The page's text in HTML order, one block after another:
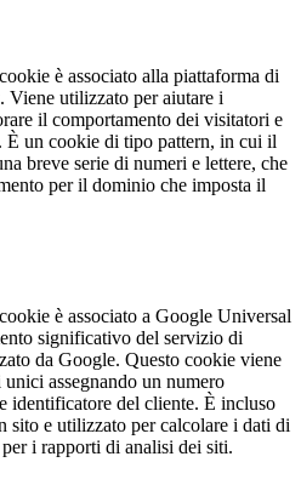
è associato alla piattaforma di
Viene utilizzato per aiutare i
il comportamento dei visitatori e
È un cookie di tipo pattern, in cui il
breve serie di numeri e lettere, che
per il dominio che imposta il
è associato a Google Universal
significativo del servizio di
da Google. Questo cookie viene
assegnando un numero
identificatore del cliente. È incluso
sito e utilizzato per calcolare i dati di
i rapporti di analisi dei siti.